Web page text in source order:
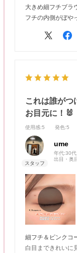
大きめ細フチブラ
フチの内側がぼや
これは誰がつ
お目元に！🐰
使用感:5 発色:5
ume
年代:30代
出目・奥
細フチ＆ピンクコ
白目まできれいに